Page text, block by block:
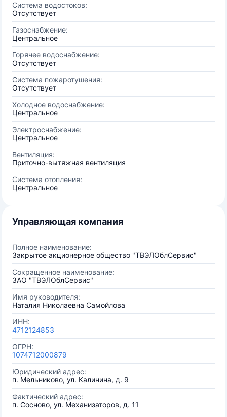
Система водостоков:
Отсутствует
Газоснабжение:
Центральное
Горячее водоснабжение:
Отсутствует
Система пожаротушения:
Отсутствует
Холодное водоснабжение:
Центральное
Электроснабжение:
Центральное
Вентиляция:
Приточно-вытяжная вентиляция
Система отопления:
Центральное
Управляющая компания
Полное наименование:
Закрытое акционерное общество "ТВЭЛОблСервис"
Сокращенное наименование:
ЗАО "ТВЭЛОблСервис"
Имя руководителя:
Наталия Николаевна Самойлова
ИНН:
4712124853
ОГРН:
1074712000879
Юридический адрес:
п. Мельниково, ул. Калинина, д. 9
Фактический адрес:
п. Сосново, ул. Механизаторов, д. 11